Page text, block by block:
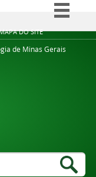
DO SITE
BR
de Minas Gerais